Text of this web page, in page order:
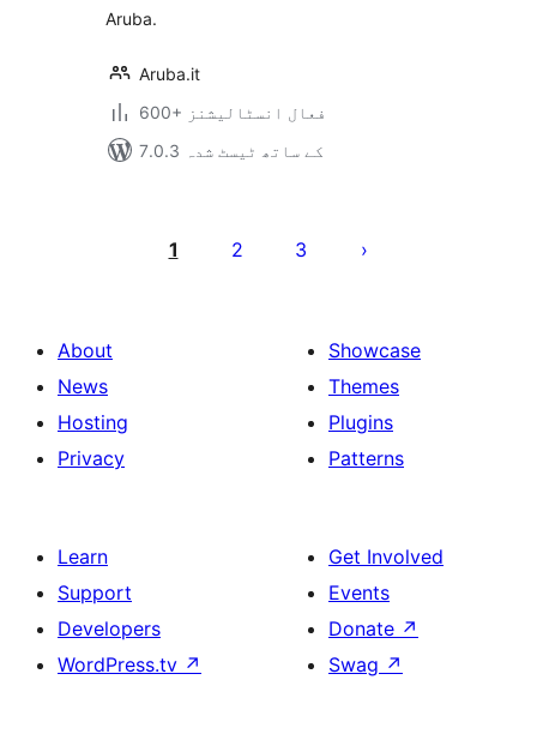
Aruba.
Aruba.it
600+ فعال انسٹالیشنز
7.0.3 کے ساتھ ٹیسٹ شدہ
pagination
1 2 3
About
News
Hosting
Privacy
Showcase
Themes
Plugins
Patterns
Learn
Support
Developers
WordPress.tv ↗
Get Involved
Events
Donate ↗
Swag ↗